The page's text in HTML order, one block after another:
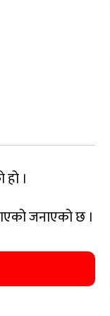
।
जनाएको छ ।